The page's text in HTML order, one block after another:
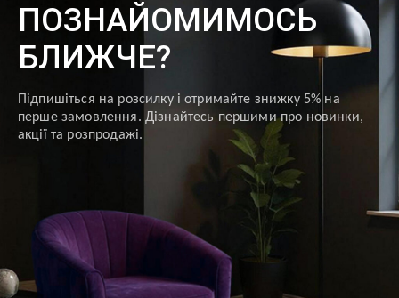
ПОЗНАЙОМИМОСЬ
БЛИЖЧЕ?
Підпишіться на розсилку і отримайте знижку 5% на
перше замовлення. Дізнайтесь першими про новинки,
акції та розпродажі.